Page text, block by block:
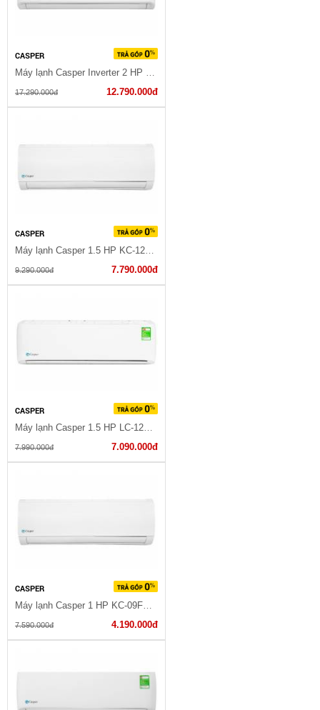
CASPER
17.290.000đ 12.790.000đ
CASPER
9.290.000đ 7.790.000đ
CASPER
Máy lạnh Casper 1.5 HP LC-12TL32
7.990.000đ 7.090.000đ
CASPER
Máy lạnh Casper 1 HP KC-09FC32
7.590.000đ 4.190.000đ